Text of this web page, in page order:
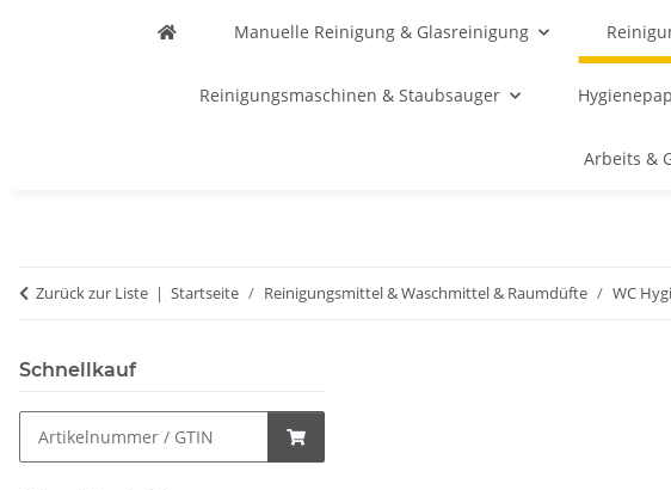
Manuelle Reinigung & Glasreinigung
Reinigungsmaschinen & Staubsauger
Arbeits &
Zurück zur Liste Startseite Reinigungsmittel & Waschmittel & Raumdüfte WC
Schnellkauf